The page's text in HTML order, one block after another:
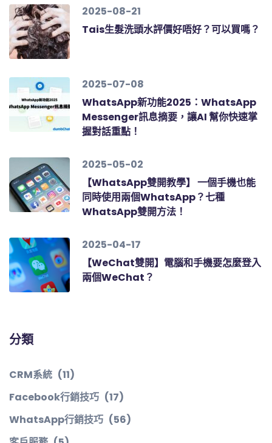
2025-08-21
Tais生髮洗頭水評價好唔好？可以買嗎？
2025-07-08
WhatsApp新功能2025：WhatsApp
Messenger訊息摘要，讓AI 幫你快速掌
握對話重點！
2025-05-02
【WhatsApp雙開教學】 一個手機也能
同時使用兩個WhatsApp？七種
WhatsApp雙開方法！
2025-04-17
【WeChat雙開】電腦和手機要怎麼登入
兩個WeChat？
分類
CRM系統 (11)
Facebook行銷技巧 (17)
WhatsApp行銷技巧 (56)